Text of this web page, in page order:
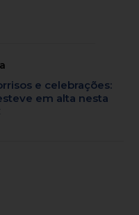
e celebrações:
em alta nesta